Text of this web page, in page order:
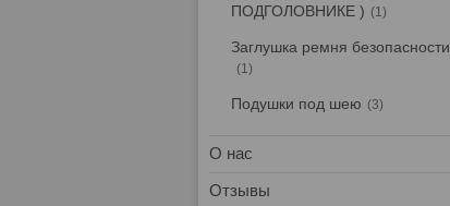
ПОДГОЛОВНИКЕ )
1
Заглушка ремня безопасности
1
Подушки под шею 3
О нас
Отзывы